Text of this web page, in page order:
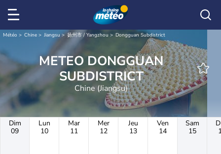
Météo Chine Jiangsu 扬州市 / Yangzhou Dongguan Subdistrict
METEO DONGGUAN
SUBDISTRICT
Chine (Jiangsu)
Dim
09
Lun
10
Mar
11
Mer
12
Jeu
13
Ven
14
Sam
15